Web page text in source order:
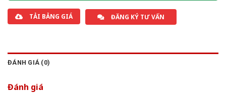
TẢI BẢNG GIÁ ĐĂNG KÝ TƯ VẤN
ĐÁNH GIÁ (0)
Đánh giá